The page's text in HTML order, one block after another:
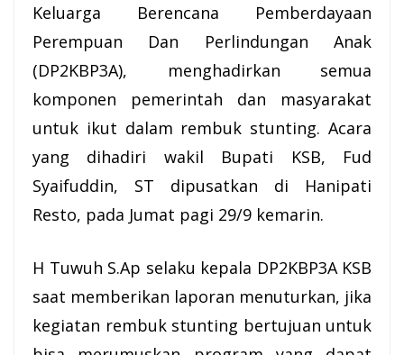
Keluarga Berencana Pemberdayaan
Perempuan Dan Perlindungan Anak
(DP2KBP3A), menghadirkan semua
komponen pemerintah dan masyarakat
untuk ikut dalam rembuk stunting. Acara
yang dihadiri wakil Bupati KSB, Fud
Syaifuddin, ST dipusatkan di Hanipati
Resto, pada Jumat pagi 29/9 kemarin.
H Tuwuh S.Ap selaku kepala DP2KBP3A KSB
saat memberikan laporan menuturkan, jika
kegiatan rembuk stunting bertujuan untuk